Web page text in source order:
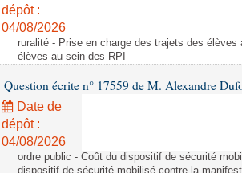
dépôt :
04/08/2026
ruralité - Prise en charge des trajets des
élèves au sein des RPI
Question écrite n° 17559 de M. Alexandre
Date de
dépôt :
04/08/2026
ordre public - Coût du dispositif de sécurité
dispositif de sécurité mobilisé contre la